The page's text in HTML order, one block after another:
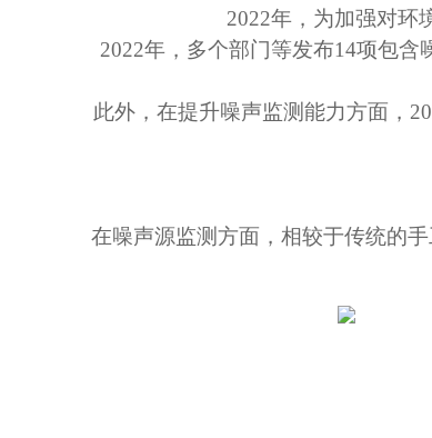
2022年，为加强对环
2022年， 多个部门等发布14项包含
此外，在提升噪声监测能力方面，
在噪声源监测方面，相较于传统的